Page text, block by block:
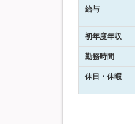
給与
初年度年収
勤務時間
休日・休暇